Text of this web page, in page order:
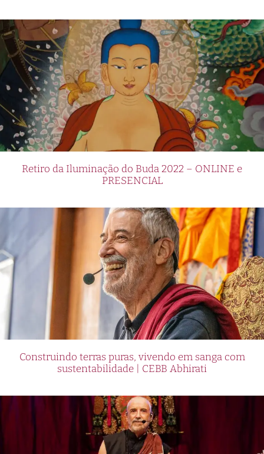
Retiro da Iluminação do Buda 2022 – ONLINE e
PRESENCIAL
Construindo terras puras, vivendo em sanga com
sustentabilidade | CEBB Abhirati